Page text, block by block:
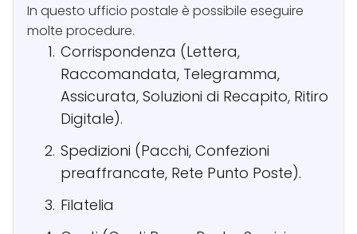
In questo ufficio postale è possibile eseguire
molte procedure.
Corrispondenza (Lettera,
Raccomandata, Telegramma,
Assicurata, Soluzioni di Recapito, Ritiro
Digitale).
Spedizioni (Pacchi, Confezioni
preaffrancate, Rete Punto Poste).
Filatelia